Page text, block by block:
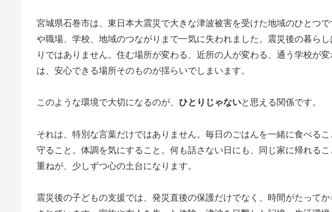
宮城県石巻市は、東日本大震災で大きな津波被害を受けた地域のひとつ
や職場、学校、地域のつながりまで一気に失われました。震災後の暮ら
りではありません。住む場所が変わる、近所の人が変わる、通う学校が
は、安心できる場所そのものが揺らいでしまいます。
このような環境で大切になるのが、 ひとりじゃないと思える関係です。
それは、特別な言葉だけではありません。毎日のごはんを一緒に食べる
守ること。体調を気にすること。何も話さない日にも、同じ家に帰れる
重ねが、少しずつ心の土台になります。
震災後の子どもの支援では、発災直後の保護だけでなく、時間がたって